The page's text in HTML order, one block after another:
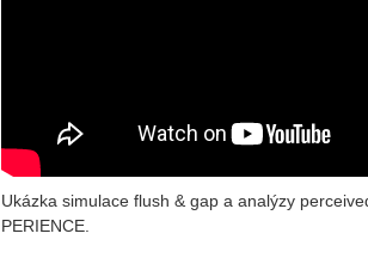
Ukáz­ka si­mu­la­ce flush & gap a ana­lý­zy
PE­RI­EN­CE.